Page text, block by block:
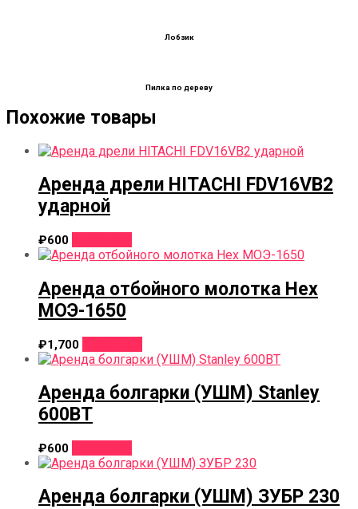
Лобзик
Пилка по дереву
Похожие товары
Аренда дрели HITACHI FDV16VB2
ударной
₽600
Аренда отбойного молотка Hex
МОЭ-1650
₽1,700
Аренда болгарки (УШМ) Stanley
600ВТ
₽600
Аренда болгарки (УШМ) ЗУБР 230